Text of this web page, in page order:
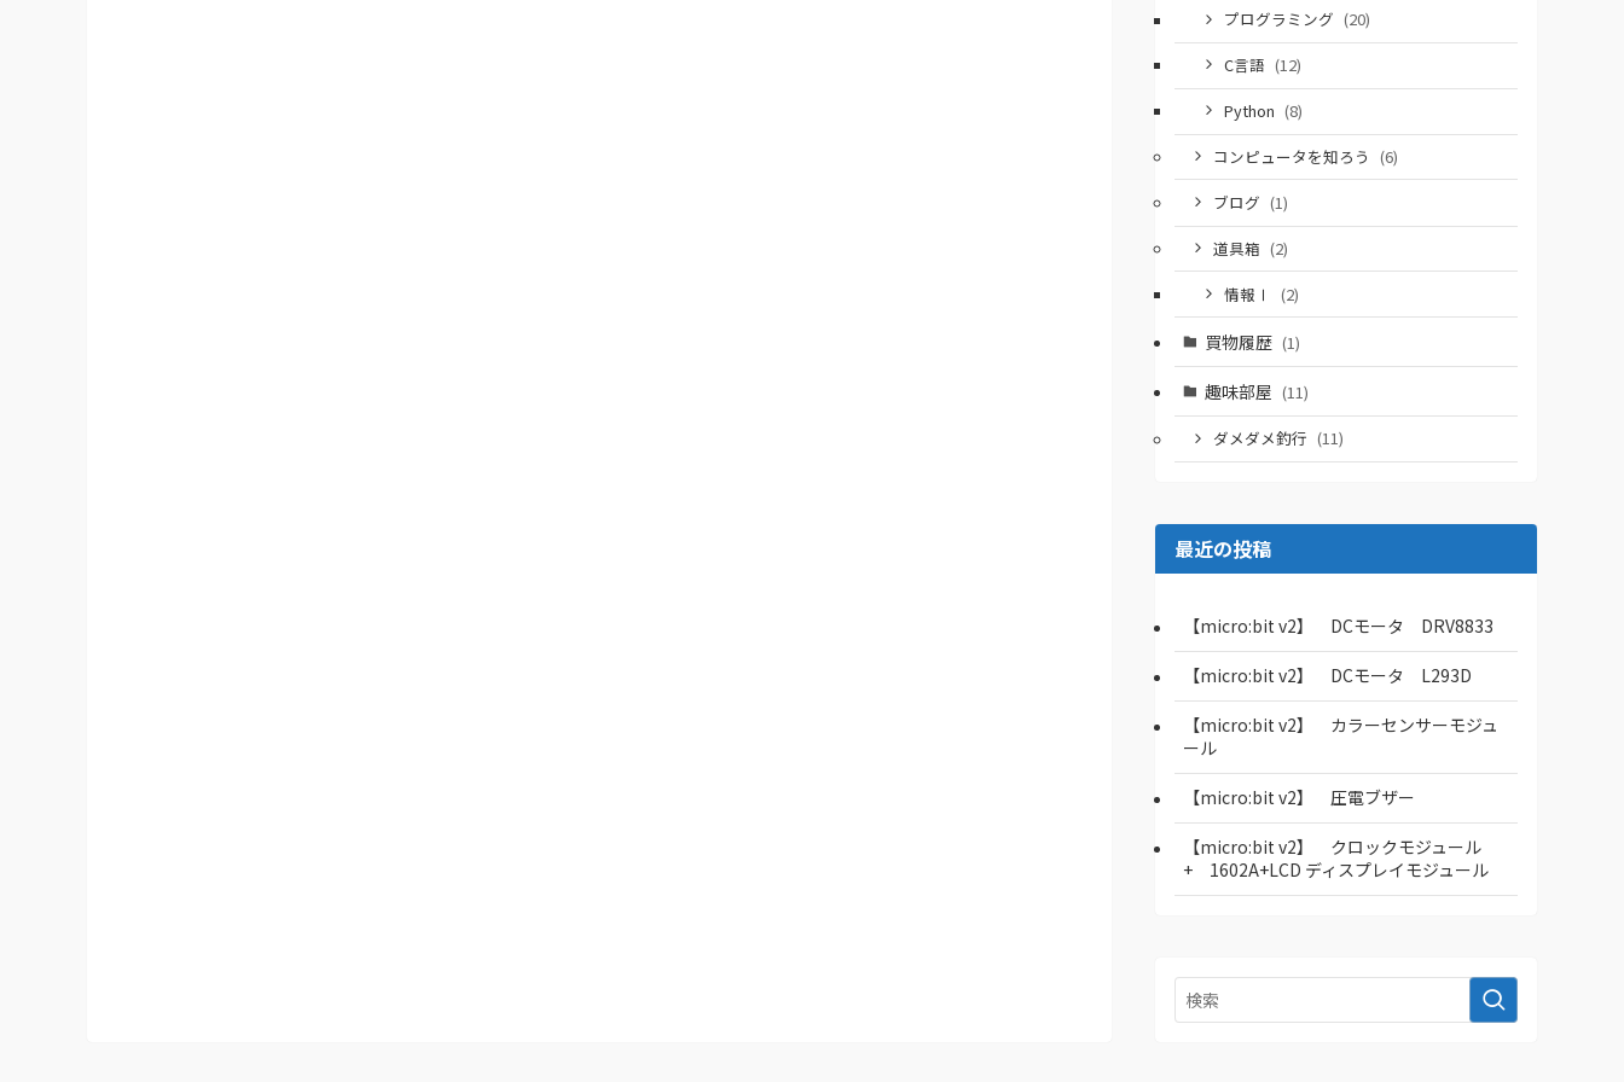
プログラミング (20)
C言語 (12)
Python (8)
コンピュータを知ろう (6)
ブログ (1)
道具箱 (2)
情報Ⅰ
(2)
買物履歴 (1)
趣味部屋 (11)
ダメダメ釣行 (11)
最近の投稿
【micro:bit v2】 DCモータ DRV8833
【micro:bit v2】 DCモータ L293D
【micro:bit v2】 カラーセンサーモジュ
ール
【micro:bit v2】 圧電ブザー
【micro:bit v2】 クロックモジュール
+ 1602A+LCD ディスプレイモジュール